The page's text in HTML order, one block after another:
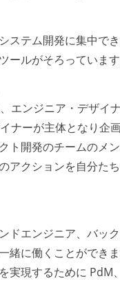
ステム開発に集中で
ールがそろっています
エンジニア・デザイ
ナーが主体となり企
ト開発のチームのメ
アクションを自分た
ドエンジニア、バッ
緒に働くことができ
実現するために